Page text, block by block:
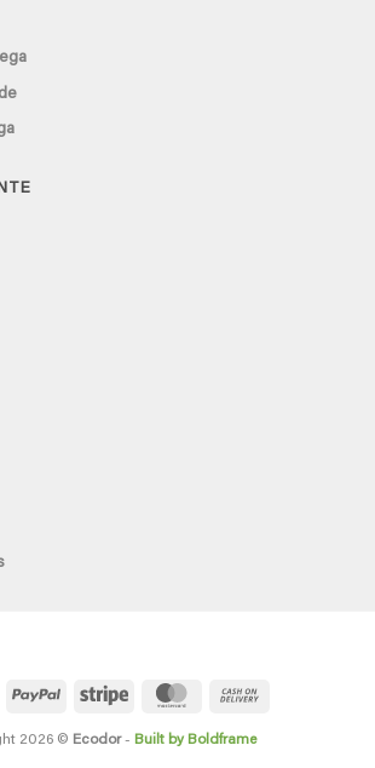
Visa PayPal Stripe MasterCard
2026 © Ecodor- Built by Boldframe